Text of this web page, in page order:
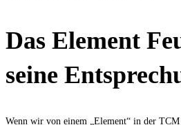
Das Element
seine
Wenn wir von einem „Element“ in der